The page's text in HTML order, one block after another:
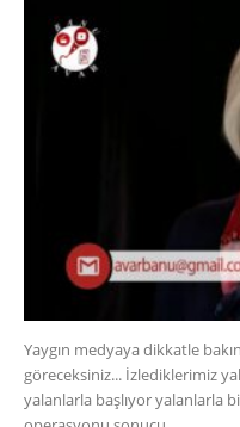
Yaygın medyaya dikkatle
göreceksiniz... İzlediklerimiz
yalanlarla başlıyor yalanlarla